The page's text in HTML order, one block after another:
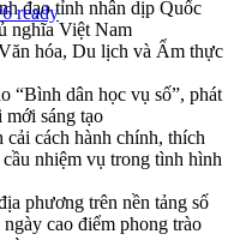
đạo tỉnh nhân dịp Quốc
nghĩa Việt Nam
hóa, Du lịch và Ẩm thực
“Bình dân học vụ số”, phát
mới sáng tạo
cách hành chính, thích
nhiệm vụ trong tình hình
phương trên nền tảng số
cao điểm phong trào